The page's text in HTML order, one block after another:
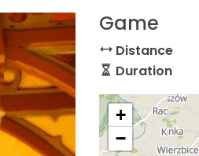
Game
Distance
Duration
+
−